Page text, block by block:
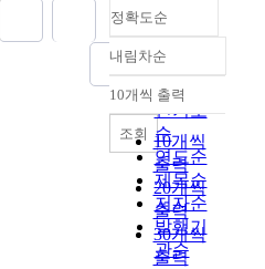
정확도순
정확도
순
인기도
순
연도순
제목순
저자순
발행기
관순
내림차순
내림차순
10개씩 출력
10개씩
출력
20개씩
출력
30개씩
출력
조회